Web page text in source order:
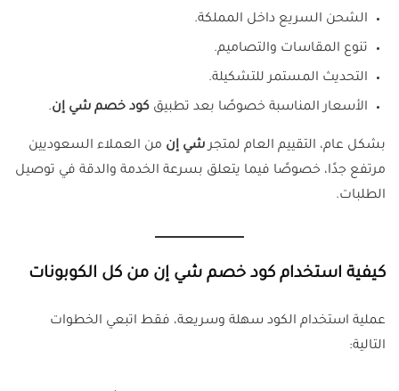
الشحن السريع داخل المملكة.
تنوع المقاسات والتصاميم.
التحديث المستمر للتشكيلة.
الأسعار المناسبة خصوصًا بعد تطبيق كود خصم شي إن.
بشكل عام، التقييم العام لمتجرشي إن من العملاء السعوديين
مرتفع جدًا، خصوصًا فيما يتعلق بسرعة الخدمة والدقة في توصيل
الطلبات.
كيفية استخدام كود خصم شي إن من كل الكوبونات
عملية استخدام الكود سهلة وسريعة، فقط اتبعي الخطوات
التالية: